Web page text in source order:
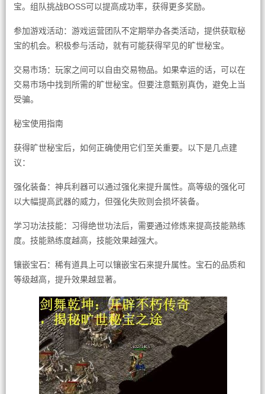
宝。组队挑战BOSS可以提高成功率，获得更多奖励。
参加游戏活动：游戏运营团队不定期举办各类活动，提供获取秘
宝的机会。积极参与活动，就有可能获得罕见的旷世秘宝。
交易市场：玩家之间可以自由交易物品。如果幸运的话，可以在
交易市场中找到所需的旷世秘宝。但要注意甄别真伪，避免上当
受骗。
秘宝使用指南
获得旷世秘宝后，如何正确使用它们至关重要。以下是几点建
议：
强化装备：神兵利器可以通过强化来提升属性。高等级的强化可
以大幅提高武器的威力，但强化失败则会损坏装备。
学习功法技能：习得绝世功法后，需要通过修炼来提高技能熟练
度。技能熟练度越高，技能效果越强大。
镶嵌宝石：稀有道具上可以镶嵌宝石来提升属性。宝石的品质和
等级越高，提升效果越显著。